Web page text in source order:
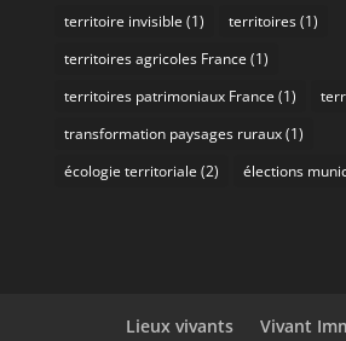
territoire invisible (1) territoires(1)
territoires agricoles France (1)
territoires patrimoniaux France (1)
transformation paysages ruraux(1)
écologie territoriale (2) élections
Lieux vivants
Vivant